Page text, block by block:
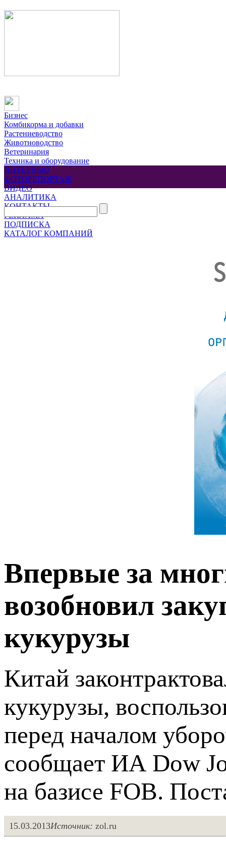
Бизнес
Комбикорма и добавки
Растениеводство
Животноводство
Ветеринария
Техника и оборудование
ИНТЕРВЬЮ
ФОТОРЕПОРТАЖ
ВИДЕО
АНАЛИТИКА
КОНТАКТЫ
РЕКЛАМА
ПОДПИСКА
КАТАЛОГ КОМПАНИЙ
Впервые за
возобновил
кукурузы
Китай
кукурузы,
перед началом
сообщает ИА Dow
на базисе FOB.
15.03.2013Источник: zol.ru